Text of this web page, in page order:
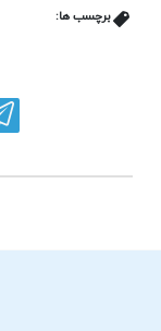
برچسب ها: